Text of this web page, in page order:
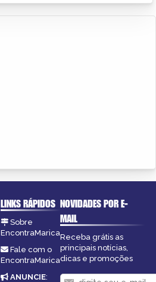
LINKS RÁPIDOS
Sobre
EncontraMarica
Fale com o
EncontraMarica
ANUNCIE:
NOVIDADES POR E-
MAIL
Receba grátis as
principais notícias,
dicas e promoções